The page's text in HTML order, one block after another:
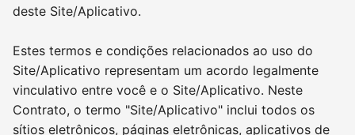
deste Site/Aplicativo.
Estes termos e condições relacionados ao uso do
Site/Aplicativo representam um acordo legalmente
vinculativo entre você e o Site/Aplicativo. Neste
Contrato, o termo "Site/Aplicativo" inclui todos os
sítios eletrônicos, páginas eletrônicas, aplicativos de